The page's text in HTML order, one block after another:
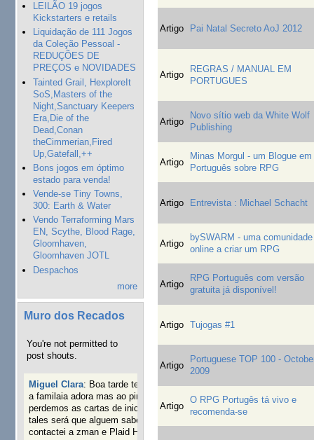
LEILÃO 19 jogos
Kickstarters e retails
Liquidação de 111 Jogos
da Coleção Pessoal -
REDUÇÕES DE
PREÇOS e NOVIDADES
Tainted Grail, HexploreIt
SoS,Masters of the
Night,Sanctuary Keepers
Era,Die of the
Dead,Conan
theCimmerian,Fired
Up,Gatefall,++
Bons jogos em óptimo
estado para venda!
Vende-se Tiny Towns,
300: Earth & Water
Vendo Terraforming Mars
EN, Scythe, Blood Rage,
Gloomhaven,
Gloomhaven JOTL
Despachos
more
Muro dos Recados
You're not permitted to
post shouts.
Miguel Clara: Boa tarde tenho jogo Mice and mistics que
a familaia adora mas ao pintarmos as miniaturas
perdemos as cartas de iniciaticva da expanção downood
tales será que alguem sabe onde adquirir as cartas já
contactei a zman e Plaid Hat e nada
Artigo Pai Natal Secreto AoJ 2012
Artigo
REGRAS / MANUAL EM
PORTUGUES
Artigo
Novo sítio web da White Wolf
Publishing
Artigo
Minas Morgul - um Blogue em
Português sobre RPG
Artigo Entrevista : Michael Schacht
Artigo
bySWARM - uma comunidade
online a criar um RPG
Artigo
RPG Português com versão
gratuita já disponível!
Artigo Tujogas #1
Artigo
Portuguese TOP 100 -
2009
Artigo
O RPG Portugês tá vivo e
recomenda-se